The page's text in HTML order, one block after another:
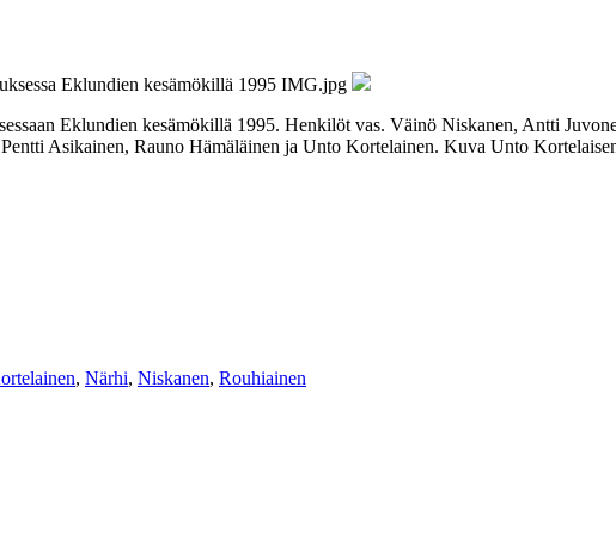
Eklundien kesämökillä 1995. Henkilöt vas. Väinö Niskanen, Antti
Asikainen, Rauno Hämäläinen ja Unto Kortelainen. Kuva Unto
, Närhi, Niskanen, Rouhiainen